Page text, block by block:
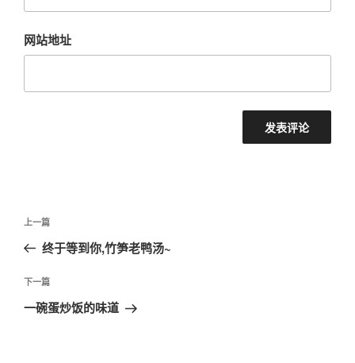
网站地址
文
导
航
上
一
文
上一篇
终于等到你,竹笋老鸭汤~
下
一
下一篇
一碗蛋炒饭的味道